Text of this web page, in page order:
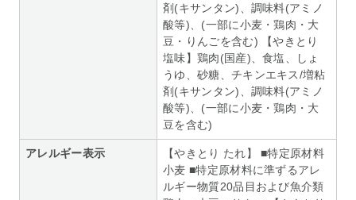
剤(キサンタン)、調味料(アミノ
酸等)、(一部に小麦・鶏肉・大
豆・りんごを含む) 【やきとり
塩味】鶏肉(国産)、食塩、しょ
うゆ、砂糖、チキンエキス/増粘
剤(キサンタン)、調味料(アミノ
酸等)、(一部に小麦・鶏肉・大
豆を含む)
アレルギー表示
【やきとり たれ】 ■特定原材料
小麦 ■特定原材料に準ずるアレ
ルギー物質20品目および魚介類